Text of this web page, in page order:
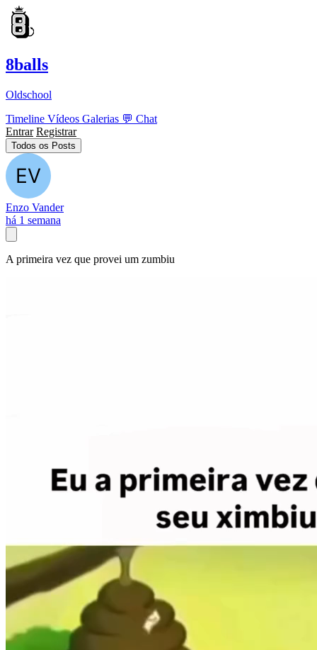
8balls
Oldschool
Timeline Vídeos Galerias 💬 Chat
Entrar Registrar
Todos os Posts
Enzo Vander
há 1 semana
A primeira vez que provei um zumbiu